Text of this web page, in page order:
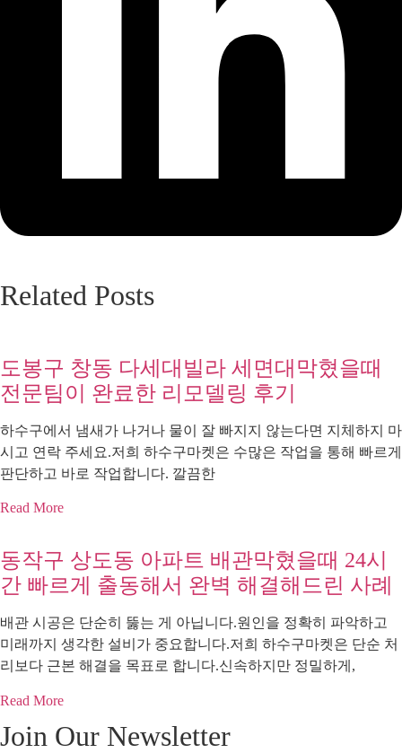
Related Posts
도봉구 창동 다세대빌라 세면대막혔을때
전문팀이 완료한 리모델링 후기
하수구에서 냄새가 나거나 물이 잘 빠지지 않는다면 지체하지 마
시고 연락 주세요.저희 하수구마켓은 수많은 작업을 통해 빠르게
판단하고 바로 작업합니다. 깔끔한
Read More
동작구 상도동 아파트 배관막혔을때 24시
간 빠르게 출동해서 완벽 해결해드린 사례
배관 시공은 단순히 뚫는 게 아닙니다.원인을 정확히 파악하고
미래까지 생각한 설비가 중요합니다.저희 하수구마켓은 단순 처
리보다 근본 해결을 목표로 합니다.신속하지만 정밀하게,
Read More
Join Our Newsletter